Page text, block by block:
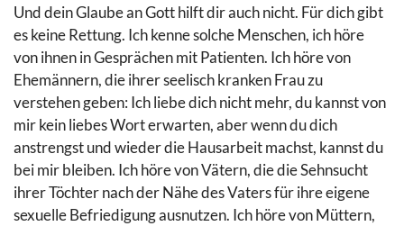
Und dein Glaube an Gott hilft dir auch nicht. Für dich gibt
es keine Rettung. Ich kenne solche Menschen, ich höre
von ihnen in Gesprächen mit Patienten. Ich höre von
Ehemännern, die ihrer seelisch kranken Frau zu
verstehen geben: Ich liebe dich nicht mehr, du kannst von
mir kein liebes Wort erwarten, aber wenn du dich
anstrengst und wieder die Hausarbeit machst, kannst du
bei mir bleiben. Ich höre von Vätern, die die Sehnsucht
ihrer Töchter nach der Nähe des Vaters für ihre eigene
sexuelle Befriedigung ausnutzen. Ich höre von Müttern,